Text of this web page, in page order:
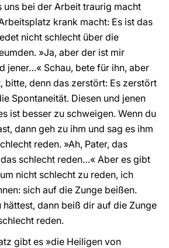
uns bei der Arbeit traurig macht
krank macht: Es ist das
nicht schlecht über die
»Ja, aber der ist mir
jener…« Schau, bete für ihn, aber
bitte, denn das zerstört: Es zerstört
Spontaneität. Diesen und jenen
ist besser zu schweigen. Wenn du
dann geh zu ihm und sag es ihm
reden. »Ah, Pater, das
schlecht reden…« Aber es gibt
nicht schlecht zu reden, ich
sich auf die Zunge beißen.
hättest, dann beiß dir auf die Zunge
reden.
gibt es »die Heiligen von